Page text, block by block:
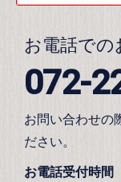
お電話での
072-
お問い合わせの
ださい。
お電話受付時間